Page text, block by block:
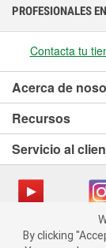
We use cookies
PROFESIONALES
Contacta tu
Acerca de
Recursos
Servicio al
Copyright © 2008-
By clicking